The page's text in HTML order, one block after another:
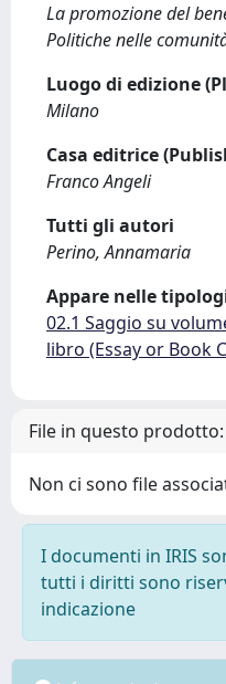
La promozione del
Politiche nelle
Luogo di edizione
Milano
Casa editrice
Franco Angeli
Tutti gli autori
Perino, Annamaria
Appare nelle
02.1 Saggio su
libro (Essay or Book
File in questo prodotto:
Non ci sono file
I documenti in IRIS
tutti i diritti sono
indicazione